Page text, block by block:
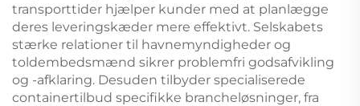
transporttider hjælper kunder med at planlægge
deres leveringskæder mere effektivt. Selskabets
stærke relationer til havnemyndigheder og
toldembedsmænd sikrer problemfri godsafvikling
og -afklaring. Desuden tilbyder specialiserede
containertilbud specifikke brancheløsninger, fra